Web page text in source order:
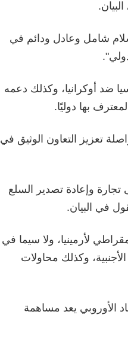
شامل وعادل ودائم في
ضد أوكرانيا، وكذلك دعمه
بها دوليًا.
تعزيز التعاون الوثيق في
وإعادة تصدير السلع
في البيان.
لأرمينيا، ولا سيما في
وكذلك محاولات
الأوروبي يعد مساهمة